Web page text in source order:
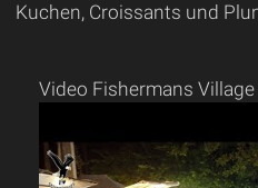
Kuchen, Croissants und
Video Fishermans Village